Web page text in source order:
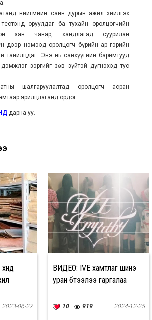
нийгмийн сайн дурын ажил хийлгэх
оруулдаг ба тухайн оролцогчийн
зан чанар, хандлагад суурилан
дээр нэмээд оролцогч бүрийн ар гэрийн
танилцдаг. Энэ нь санхүүгийн баримтууд
зэргийг зөв зүйтэй дүгнэхэд тус
шалгаруулалтад оролцогч асран
ярилцлаганд ордог.
дарна уу.
2023-06-27
ВИДЕО: IVE хамтлаг шинэ
уран бүтээлээ гаргалаа
10 919 2024-12-25